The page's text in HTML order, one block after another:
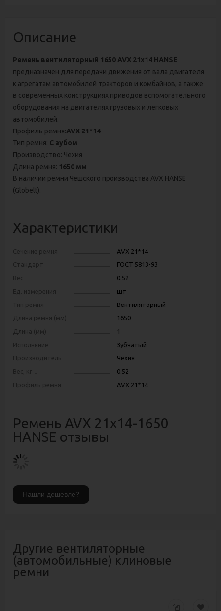
Описание
Ремень вентиляторный 1650 AVX 21х14 HANSE
предназначен для передачи движения от вала двигателя
к агрегатам автомобилей тракторов и комбайнов, а также
в современных конструкциях приводов вспомогательного
оборудования на двигателях грузовых и легковых
автомобилей.
Профиль ремня:AVX 21*14
Тип ремня: С зубом
Производство: Чехия
Длина ремня: 1650 мм
В наличии ремни Чешского производства AVX HANSE
(Globelt).
Характеристики
Сечение ремня
AVX 21*14
Стандарт
ГОСТ 5813-93
Вес
0.52
Ед. измерения
шт
Тип ремня
Вентиляторный
Длина ремня (мм)
1650
Длина (мм)
1
Исполнение
Зубчатый
Производитель
Чехия
Вес, кг
0.52
Профиль ремня
AVX 21*14
Ремень AVX 21х14-1650
HANSE отзывы
Другие вентиляторные
(автомобильные) клиновые
ремни